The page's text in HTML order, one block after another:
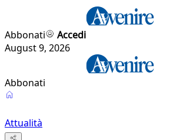
Abbonati
Accedi
August 9, 2026
Abbonati
Attualità